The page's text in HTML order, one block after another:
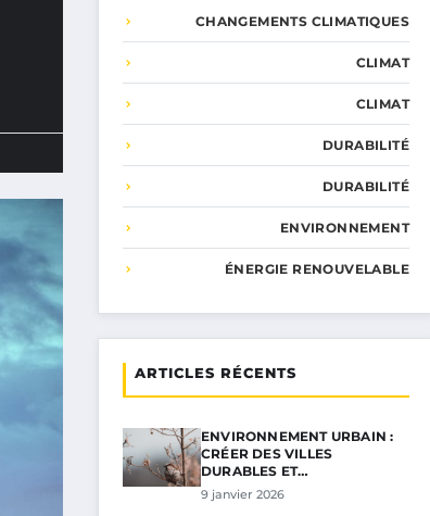
CHANGEMENTS CLIMATIQUES
CLIMAT
CLIMAT
DURABILITÉ
DURABILITÉ
ENVIRONNEMENT
ÉNERGIE RENOUVELABLE
ARTICLES RÉCENTS
ENVIRONNEMENT URBAIN :
CRÉER DES VILLES
DURABLES ET…
9 janvier 2026